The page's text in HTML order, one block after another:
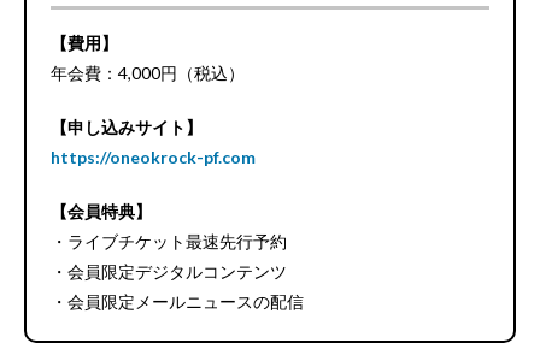
【費用】
年会費：4,000円（税込）
【申し込みサイト】
https://oneokrock-pf.com
【会員特典】
・ライブチケット最速先行予約
・会員限定デジタルコンテンツ
・会員限定メールニュースの配信